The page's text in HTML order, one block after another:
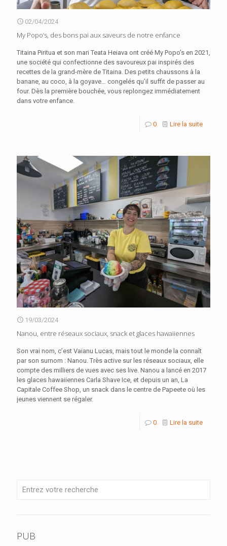
02/04/2024
My Popo’s, des bons pai aux saveurs de notre enfance
Titaina Piritua et son mari Teata Heiava ont créé My Popo’s en 2021,
une société qui confectionne des savoureux pai inspirés des
recettes de la grand-mère de Titaina. Des petits chaussons à la
banane, au coco, à la goyave… congelés qu’il suffit de passer au
four. Dès la première bouchée, vous replongez immédiatement
dans votre enfance.
0 Lire la suite
19/03/2024
Nanou, entre réseaux sociaux, snack et glaces hawaiiennes
Son vrai nom, c’est Vaianu Lucas, mais tout le monde la connaît
par son surnom : Nanou. Très active sur les réseaux sociaux, elle
compte des milliers de vues avec ses live. Nanou a lancé en 2017
les glaces hawaiiennes Carla Shave Ice, et depuis un an, La
Capitale Coffee Shop, un snack dans le centre de Papeete où les
jeunes viennent se régaler.
0 Lire la suite
PUB